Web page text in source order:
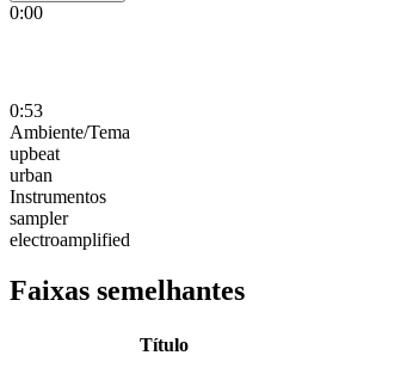
0:00
0:53
Ambiente/Tema
upbeat
urban
Instrumentos
sampler
electroamplified
Faixas semelhantes
Título